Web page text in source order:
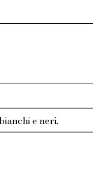
e neri.